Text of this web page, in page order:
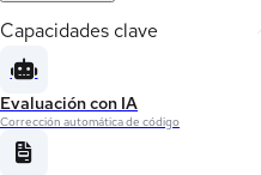
Capacidades clave
Evaluación con IA
Corrección automática de código